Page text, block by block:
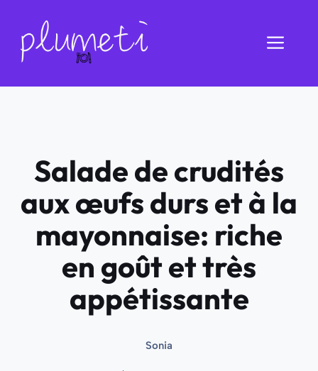
contenu
Salade de crudités
aux œufs durs et à la
mayonnaise: riche
en goût et très
appétissante
Sonia